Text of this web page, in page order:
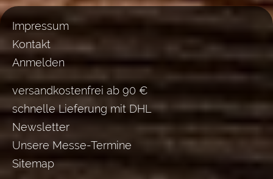
Impressum
Kontakt
Anmelden
versandkostenfrei ab 90 €
schnelle Lieferung mit DHL
Newsletter
Unsere Messe-Termine
Sitemap